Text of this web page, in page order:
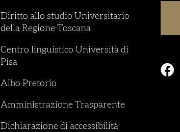
Diritto allo studio Universitario
della Regione Toscana
Centro linguistico Università di
Pisa
Albo Pretorio
Amministrazione Trasparente
Dichiarazione di accessibilità